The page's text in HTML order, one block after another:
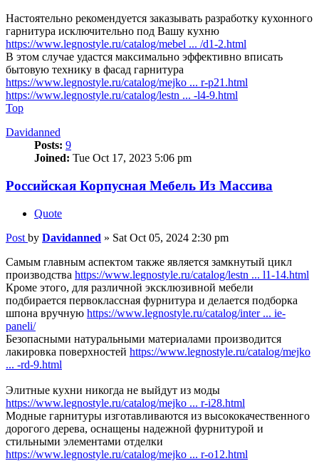
Настоятельно рекомендуется заказывать разработку кухонного
гарнитура исключительно под Вашу кухню
https://www.legnostyle.ru/catalog/mebel ... /d1-2.html
В этом случае удастся максимально эффективно вписать
бытовую технику в фасад гарнитура
https://www.legnostyle.ru/catalog/mejko ... r-p21.html
https://www.legnostyle.ru/catalog/lestn ... -l4-9.html
Top
Davidanned
Posts: 9
Joined: Tue Oct 17, 2023 5:06 pm
Российская Корпусная Мебель Из Массива
Quote
Post by Davidanned » Sat Oct 05, 2024 2:30 pm
Самым главным аспектом также является замкнутый цикл
производства https://www.legnostyle.ru/catalog/lestn ... l1-14.html
Кроме этого, для различной эксклюзивной мебели
подбирается первоклассная фурнитура и делается подборка
шпона вручную https://www.legnostyle.ru/catalog/inter ... ie-
paneli/
Безопасными натуральными материалами производится
лакировка поверхностей https://www.legnostyle.ru/catalog/mejko
... -rd-9.html
Элитные кухни никогда не выйдут из моды
https://www.legnostyle.ru/catalog/mejko ... r-i28.html
Модные гарнитуры изготавливаются из высококачественного
дорогого дерева, оснащены надежной фурнитурой и
стильными элементами отделки
https://www.legnostyle.ru/catalog/mejko ... r-o12.html